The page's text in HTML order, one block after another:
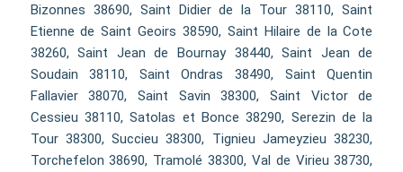
Bizonnes 38690, Saint Didier de la Tour 38110, Saint
Etienne de Saint Geoirs 38590, Saint Hilaire de la Cote
38260, Saint Jean de Bournay 38440, Saint Jean de
Soudain 38110, Saint Ondras 38490, Saint Quentin
Fallavier 38070, Saint Savin 38300, Saint Victor de
Cessieu 38110, Satolas et Bonce 38290, Serezin de la
Tour 38300, Succieu 38300, Tignieu Jameyzieu 38230,
Torchefelon 38690, Tramolé 38300, Val de Virieu 38730,